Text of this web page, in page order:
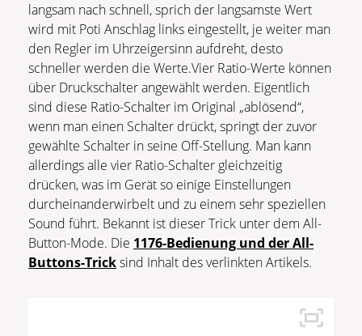
langsam nach schnell, sprich der langsamste Wert
wird mit Poti Anschlag links eingestellt, je weiter man
den Regler im Uhrzeigersinn aufdreht, desto
schneller werden die Werte.Vier Ratio-Werte können
über Druckschalter angewählt werden. Eigentlich
sind diese Ratio-Schalter im Original „ablösend“,
wenn man einen Schalter drückt, springt der zuvor
gewählte Schalter in seine Off-Stellung. Man kann
allerdings alle vier Ratio-Schalter gleichzeitig
drücken, was im Gerät so einige Einstellungen
durcheinanderwirbelt und zu einem sehr speziellen
Sound führt. Bekannt ist dieser Trick unter dem All-
Button-Mode. Die 1176-Bedienung und der All-
Buttons-Tricksind Inhalt des verlinkten Artikels.